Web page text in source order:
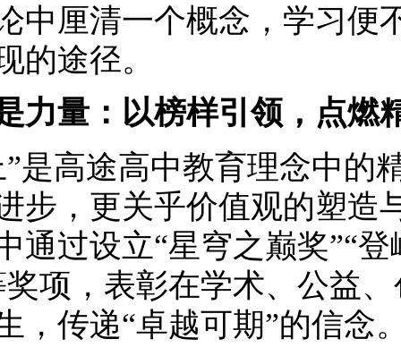
中厘清一个概念，学习便
的途径。
力量：以榜样引领，点燃
”是高途高中教育理念中的
步，更关乎价值观的塑造
通过设立“星穹之巅奖”“
奖项，表彰在学术、公益
，传递“卓越可期”的信念